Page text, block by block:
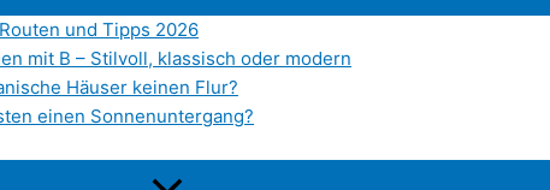
und Tipps 2026
mit B – Stilvoll, klassisch oder modern
Häuser keinen Flur?
einen Sonnenuntergang?